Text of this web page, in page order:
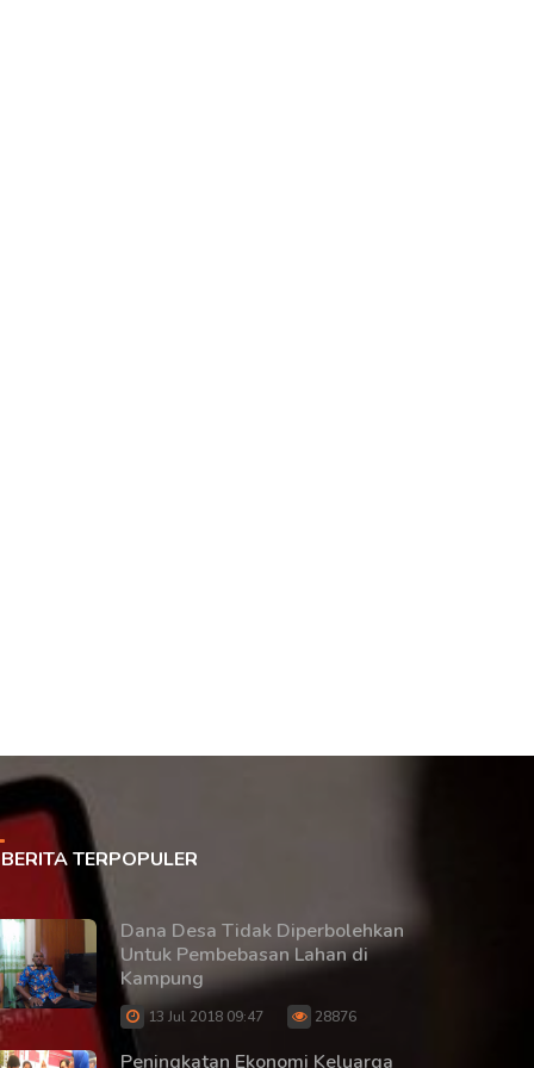
BERITA TERPOPULER
Dana Desa Tidak Diperbolehkan
Untuk Pembebasan Lahan di
Kampung
13 Jul 2018 09:47 28876
Peningkatan Ekonomi Keluarga